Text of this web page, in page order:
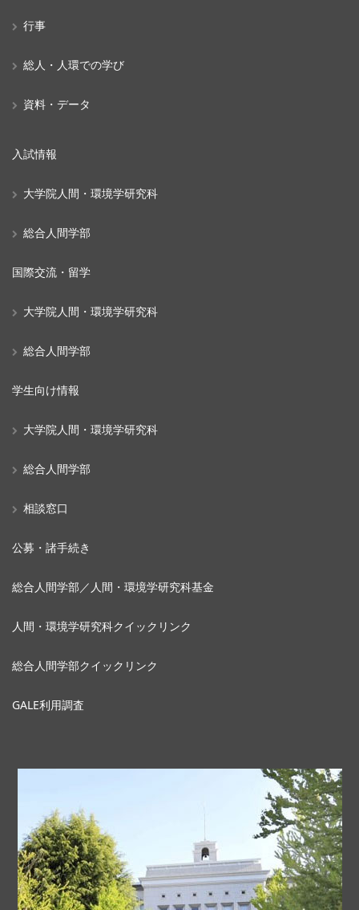
行事
総人・人環での学び
資料・データ
入試情報
大学院人間・環境学研究科
総合人間学部
国際交流・留学
大学院人間・環境学研究科
総合人間学部
学生向け情報
大学院人間・環境学研究科
総合人間学部
相談窓口
公募・諸手続き
総合人間学部／人間・環境学研究科基金
人間・環境学研究科クイックリンク
総合人間学部クイックリンク
GALE利用調査